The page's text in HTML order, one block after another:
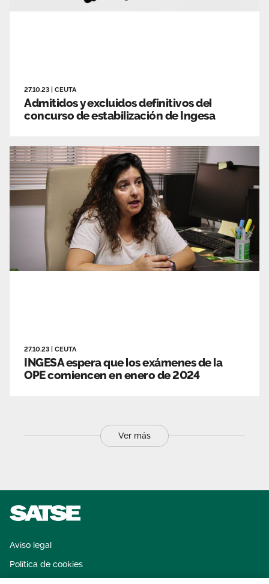
27.10.23 CEUTA
Admitidos y excluidos definitivos del
concurso de estabilización de Ingesa
27.10.23 CEUTA
INGESA espera que los exámenes de la
OPE comiencen en enero de 2024
Ver más
Aviso legal
Política de cookies